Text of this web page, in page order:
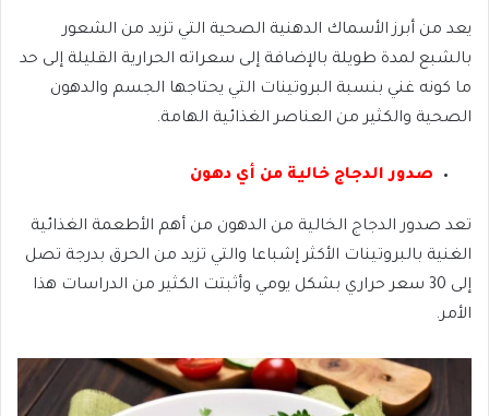
يعد من أبرز الأسماك الدهنية الصحية التي تزيد من الشعور
بالشبع لمدة طويلة بالإضافة إلى سعراته الحرارية القليلة إلى حد
ما كونه غني بنسبة البروتينات التي يحتاجها الجسم والدهون
الصحية والكثير من العناصر الغذائية الهامة.
صدور الدجاج خالية من أي دهون
تعد صدور الدجاج الخالية من الدهون من أهم الأطعمة الغذائية
الغنية بالبروتينات الأكثر إشباعا والتي تزيد من الحرق بدرجة تصل
إلى 30 سعر حراري بشكل يومي وأثبتت الكثير من الدراسات هذا
الأمر.